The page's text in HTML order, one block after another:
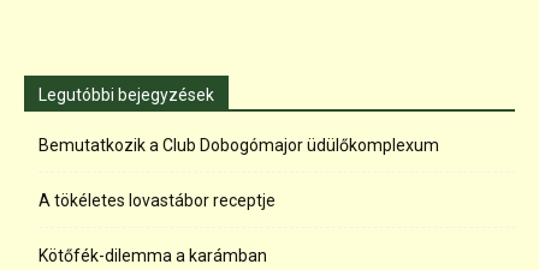
Legutóbbi bejegyzések
Bemutatkozik a Club Dobogómajor üdülőkomplexum
A tökéletes lovastábor receptje
Kötőfék-dilemma a karámban